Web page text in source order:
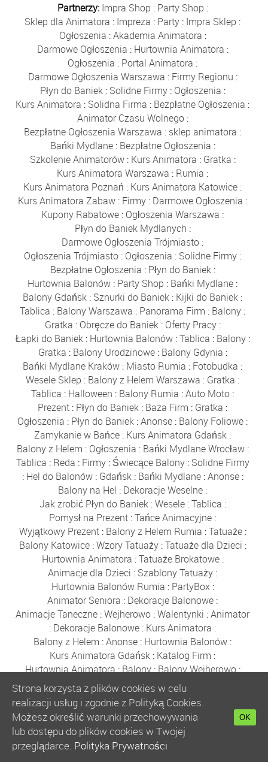
Partnerzy: Impra Shop : Party Shop :
Sklep dla Animatora : Impreza : Party : Impra Sklep :
Ogłoszenia :Akademia Animatora :
Darmowe Ogłoszenia : Hurtownia Animatora :
Ogłoszenia : Portal Animatora :
Darmowe Ogłoszenia Warszawa : Firmy Regionu :
Płyn do Baniek: Solidne Firmy: Ogłoszenia :
Kurs Animatora : Solidna Firma : Bezpłatne Ogłoszenia :
Animator Czasu Wolnego:
Bezpłatne Ogłoszenia Warszawa : sklep animatora :
Bańki Mydlane: Bezpłatne Ogłoszenia :
Szkolenie Animatorów: Kurs Animatora : Gratka :
Kurs Animatora Warszawa : Rumia :
Kurs Animatora Poznań : Kurs Animatora Katowice :
Kurs Animatora Zabaw : Firmy : Darmowe Ogłoszenia :
Kupony Rabatowe : Ogłoszenia Warszawa :
Płyn do Baniek Mydlanych :
Darmowe Ogłoszenia Trójmiasto :
Ogłoszenia Trójmiasto : Ogłoszenia : Solidne Firmy :
Bezpłatne Ogłoszenia : Płyn do Baniek:
Hurtownia Balonów : Party Shop : Bańki Mydlane :
Balony Gdańsk : Sznurki do Baniek : Kijki do Baniek :
Tablica : Balony Warszawa : Panorama Firm : Balony :
Gratka : Obręcze do Baniek: Oferty Pracy:
Łapki do Baniek: Hurtownia Balonów:Tablica : Balony:
Gratka : Balony Urodzinowe: Balony Gdynia :
Bańki Mydlane Kraków : Miasto Rumia : Fotobudka :
Wesele Sklep : Balony z Helem Warszawa : Gratka :
Tablica : Halloween : Balony Rumia :Auto Moto :
Prezent : Płyn do Baniek : Baza Firm : Gratka :
Ogłoszenia : Płyn do Baniek :Anonse : Balony Foliowe :
Zamykanie w Bańce : Kurs Animatora Gdańsk :
Balony z Helem : Ogłoszenia : Bańki Mydlane Wrocław:
Tablica : Reda : Firmy: Świecące Balony: Solidne Firmy
: Hel do Balonów: Gdańsk: Bańki Mydlane:Anonse:
Balony na Hel : Dekoracje Weselne :
Jak zrobić Płyn do Baniek:Wesele:Tablica :
Pomysł na Prezent :Tańce Animacyjne :
Wyjątkowy Prezent: Balony z Helem Rumia :Tatuaże:
Balony Katowice:Wzory Tatuaży:Tatuaże dla Dzieci :
Hurtownia Animatora :Tatuaże Brokatowe:
Animacje dla Dzieci : Szablony Tatuaży :
Hurtownia Balonów Rumia : PartyBox:
Animator Seniora : Dekoracje Balonowe :
Animacje Taneczne :Wejherowo :Walentynki :Animator
: Dekoracje Balonowe : Kurs Animatora :
Balony z Helem :Anonse : Hurtownia Balonów :
Kurs Animatora Gdańsk : Katalog Firm :
Hurtownia Animatora:Balony:Balony Wejherowo:
Akademia Animatora
: Balony Warszawa
Bańki Mydlane
: Hurtownia Balonów Balony Reda
Gdynia :Sklep z Balonami Rumia:Boże Narodzenie:
Balony Poznań:Zabawki:Balony Kraków
Balony Wrocław:Balony Łódź :Kurs Animatora
Kurs Animatora Online:Polecany Sklep
Strona korzysta z plików cookies w celu
realizacji usług i zgodnie z Polityką Cookies.
Możesz określić warunki przechowywania
lub dostępu do plików cookies w Twojej
przeglądarce. Polityka Prywatności
OK